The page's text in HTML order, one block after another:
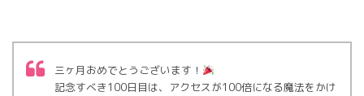
三ヶ月おめでとうございます！
記念すべき100日目は、アクセスが100倍になる魔法をかけ